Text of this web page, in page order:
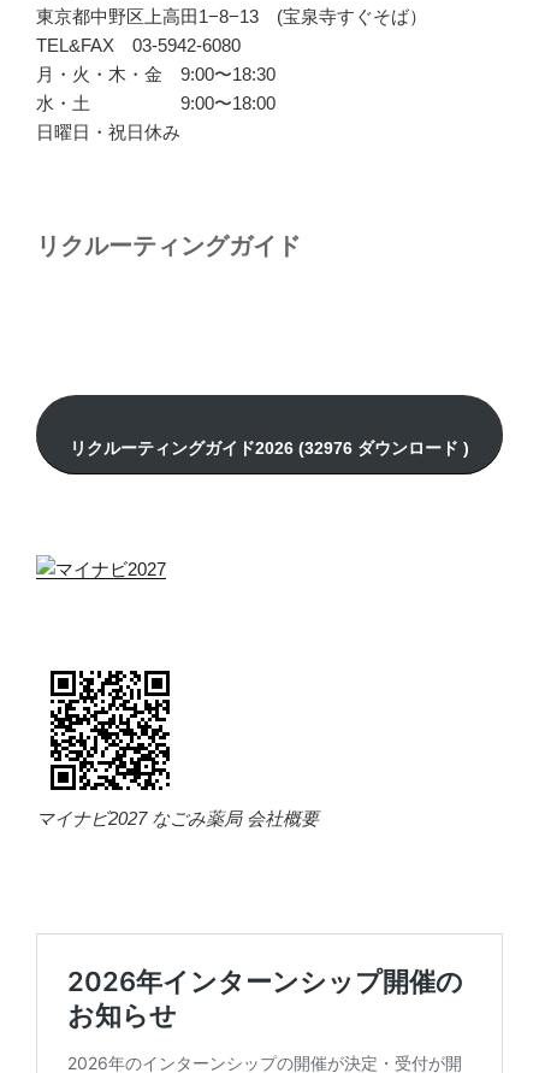
東京都中野区上高田1−8−13 (宝泉寺すぐそば）
TEL&FAX 03-5942-6080
月・火・木・金 9:00〜18:30
水・土 9:00〜18:00
日曜日・祝日休み
リクルーティングガイド
マイナビ2027 なごみ薬局 会社概要